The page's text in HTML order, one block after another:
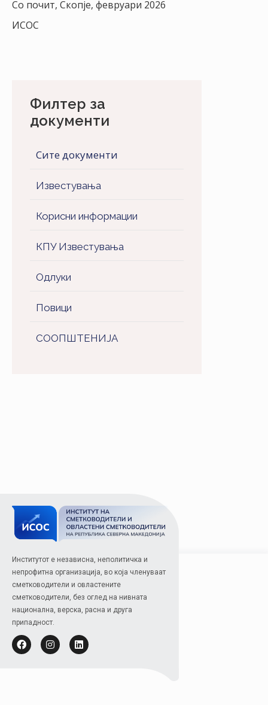
Филтер за
документи
Сите документи
Известувања
Корисни информации
КПУ Известувања
Одлуки
Повици
СООПШТЕНИJA
Со почит, Скопје, февруари 2026
ИСОС
Институтот е независна, неполитичка и
непрофитна организација, во која членуваат
сметководители и овластените
сметководители, без оглед на нивната
национална, верска, расна и друга
припадност.